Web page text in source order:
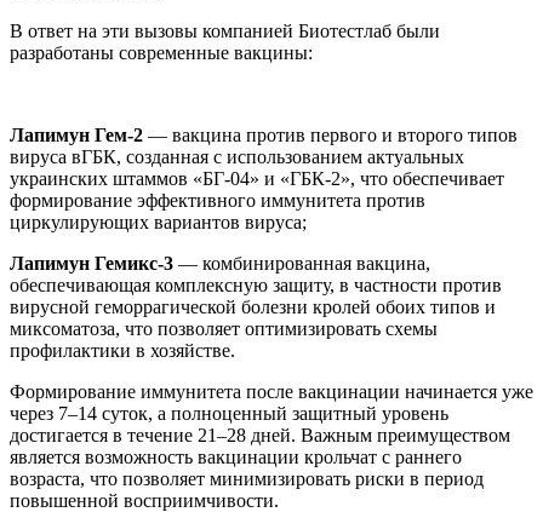
В ответ на эти вызовы компанией Биотестлаб были
разработаны современные вакцины:
Лапимун Гем-2 — вакцина против первого и второго типов
вируса вГБК, созданная с использованием актуальных
украинских штаммов «БГ-04» и «ГБК-2», что обеспечивает
формирование эффективного иммунитета против
циркулирующих вариантов вируса;
Лапимун Гемикс-3 — комбинированная вакцина,
обеспечивающая комплексную защиту, в частности против
вирусной геморрагической болезни кролей обоих типов и
миксоматоза, что позволяет оптимизировать схемы
профилактики в хозяйстве.
Формирование иммунитета после вакцинации начинается уже
через 7–14 суток, а полноценный защитный уровень
достигается в течение 21–28 дней. Важным преимуществом
является возможность вакцинации крольчат с раннего
возраста, что позволяет минимизировать риски в период
повышенной восприимчивости.